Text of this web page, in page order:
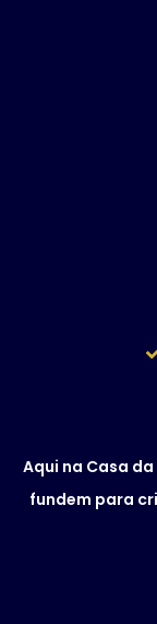
Aqui na Casa
fundem para